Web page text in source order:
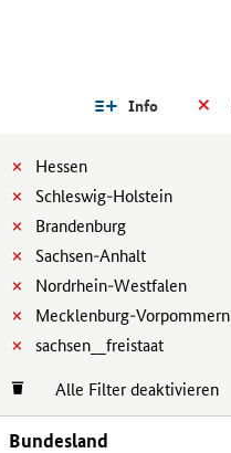
Info
Hessen
Schleswig-Holstein
Brandenburg
Sachsen-Anhalt
Nordrhein-Westfalen
Mecklenburg-Vorpommern
sachsen__freistaat
Alle Filter deaktivieren
Bundesland